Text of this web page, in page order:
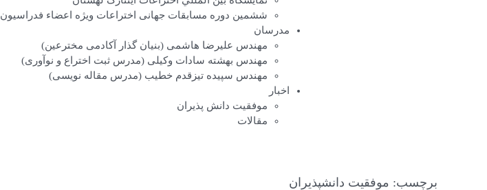
ششمین دوره مسابقات جهانی اختراعات ویژه اعضاء فدراسیون
مدرسان
مهندس علیرضا هاشمی (بنیان گذار آکادمی مخترعین)
مهندس بهشته سادات وکیلی (مدرس ثبت اختراع و نوآوری)
مهندس سپیده تیزقدم خطیب (مدرس مقاله نویسی)
اخبار
موفقیت دانش پذیران
مقالات
برچسب: موفقیت دانشپذیران